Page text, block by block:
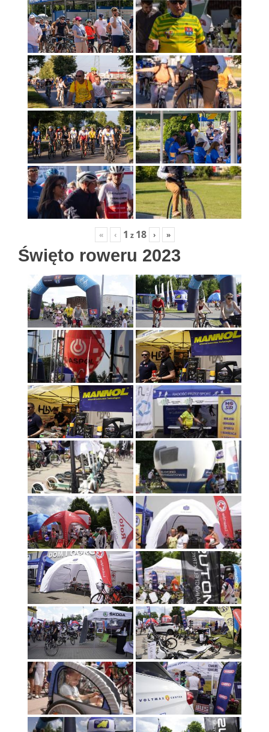
« ‹ 1 z 18 › »
Święto roweru 2023